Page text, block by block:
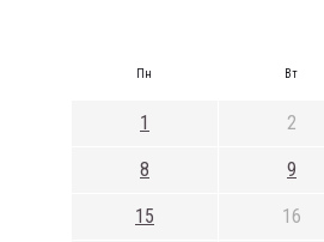
Пн Вт
1 2
8 9
15 16